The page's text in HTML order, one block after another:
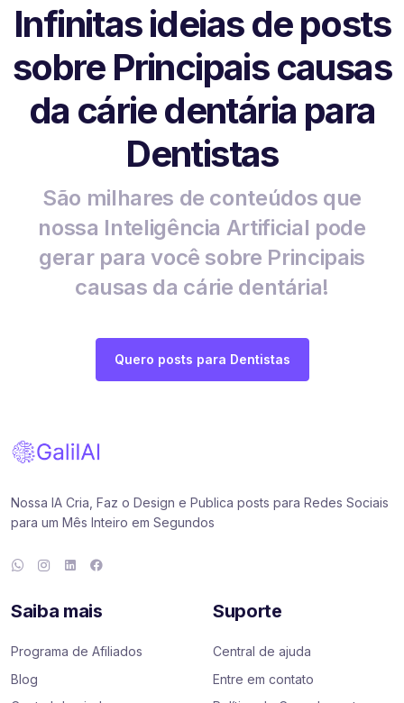
Infinitas ideias de posts
sobre Principais causas
da cárie dentária para
Dentistas
São milhares de conteúdos que
nossa Inteligência Artificial pode
gerar para você sobre Principais
causas da cárie dentária!
Quero posts para Dentistas
Nossa IA Cria, Faz o Design e Publica posts para Redes Sociais
para um Mês Inteiro em Segundos
Saiba mais
Programa de Afiliados
Blog
Suporte
Central de ajuda
Entre em contato